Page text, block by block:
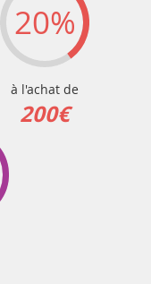
20%
à l'achat de
200€